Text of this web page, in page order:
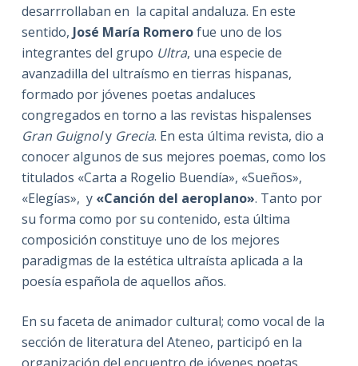
desarrrollaban en la capital andaluza. En este
sentido, José María Romerofue uno de los
integrantes del grupo Ultra, una especie de
avanzadilla del ultraísmo en tierras hispanas,
formado por jóvenes poetas andaluces
congregados en torno a las revistas hispalenses
Gran Guignoly Grecia. En esta última revista, dio a
conocer algunos de sus mejores poemas, como los
titulados «Carta a Rogelio Buendía», «Sueños»,
«Elegías», y «Canción del aeroplano». Tanto por
su forma como por su contenido, esta última
composición constituye uno de los mejores
paradigmas de la estética ultraísta aplicada a la
poesía española de aquellos años.
En su faceta de animador cultural; como vocal de la
sección de literatura del Ateneo, participó en la